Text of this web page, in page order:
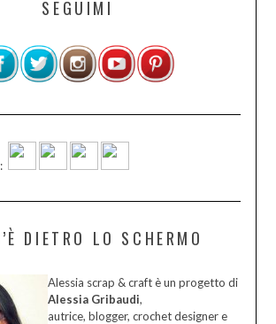
SEGUIMI
DIETRO LO SCHERMO
Alessia scrap & craft è un progetto di
Alessia Gribaudi,
autrice, blogger, crochet designer e